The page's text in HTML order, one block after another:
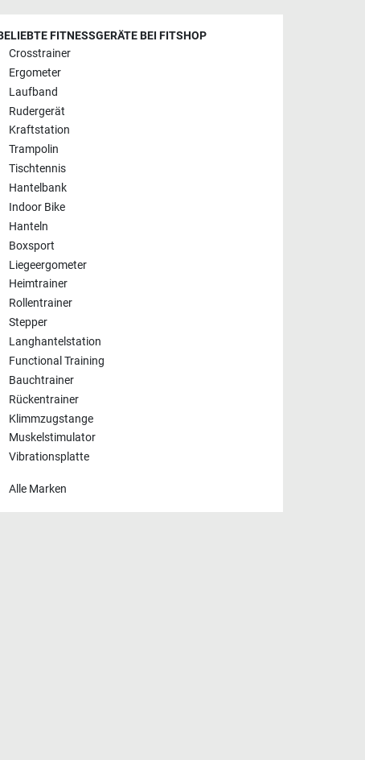
FITNESSGERÄTE BEI FITSHOP
Crosstrainer
Ergometer
Laufband
Rudergerät
Kraftstation
Trampolin
Tischtennis
Hantelbank
Indoor Bike
Hanteln
Boxsport
Liegeergometer
Heimtrainer
Rollentrainer
Stepper
Langhantelstation
Functional Training
Bauchtrainer
Rückentrainer
Klimmzugstange
Muskelstimulator
Vibrationsplatte
Alle Marken